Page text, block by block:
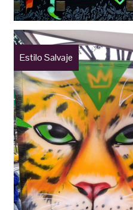
Estilo Salvaje